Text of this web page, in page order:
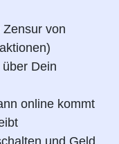
von
Dein
online kommt